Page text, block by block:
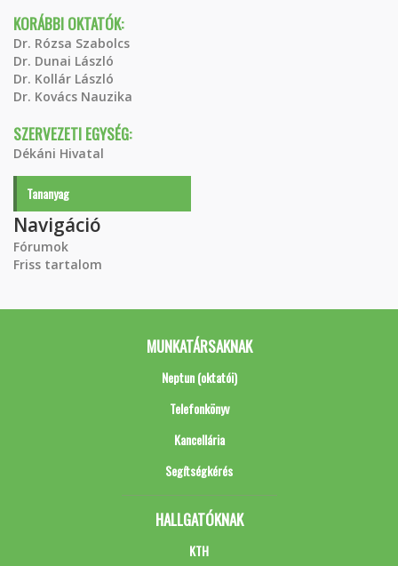
KORÁBBI OKTATÓK:
Dr. Rózsa Szabolcs
Dr. Dunai László
Dr. Kollár László
Dr. Kovács Nauzika
SZERVEZETI EGYSÉG:
Dékáni Hivatal
Tananyag
Navigáció
Fórumok
Friss tartalom
MUNKATÁRSAKNAK
Neptun (oktatói)
Telefonkönyv
Kancellária
Segítségkérés
HALLGATÓKNAK
KTH